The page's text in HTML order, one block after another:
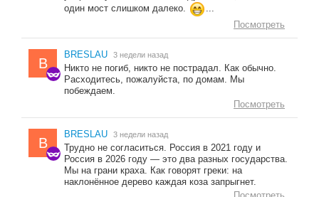
один мост слишком далеко.
Посмотреть
B
BRESLAU 3 недели назад
Никто не погиб, никто не пострадал. Как обычно.
Расходитесь, пожалуйста, по домам. Мы
побеждаем.
Посмотреть
B
BRESLAU 3 недели назад
Трудно не согласиться. Россия в 2021 году и
Россия в 2026 году — это два разных государства.
Мы на грани краха. Как говорят греки: на
наклонённое дерево каждая коза запрыгнет.